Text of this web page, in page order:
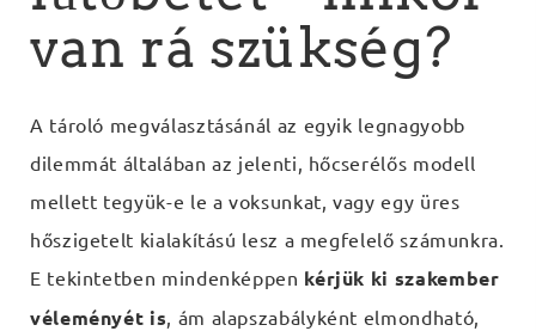
van rá szükség?
A tároló megválasztásánál az egyik legnagyobb
dilemmát általában az jelenti, hőcserélős modell
mellett tegyük-e le a voksunkat, vagy egy üres
hőszigetelt kialakítású lesz a megfelelő számunkra.
E tekintetben mindenképpen kérjük ki szakember
véleményét is, ám alapszabályként elmondható,